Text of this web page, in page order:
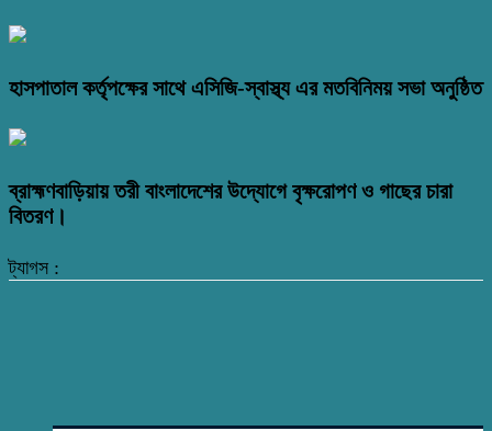
হাসপাতাল কর্তৃপক্ষের সাথে এসিজি-স্বাস্থ্য এর মতবিনিময় সভা অনুষ্ঠিত
ব্রাহ্মণবাড়িয়ায় তরী বাংলাদেশের উদ্যোগে বৃক্ষরোপণ ও গাছের চারা
বিতরণ।
ট্যাগস :